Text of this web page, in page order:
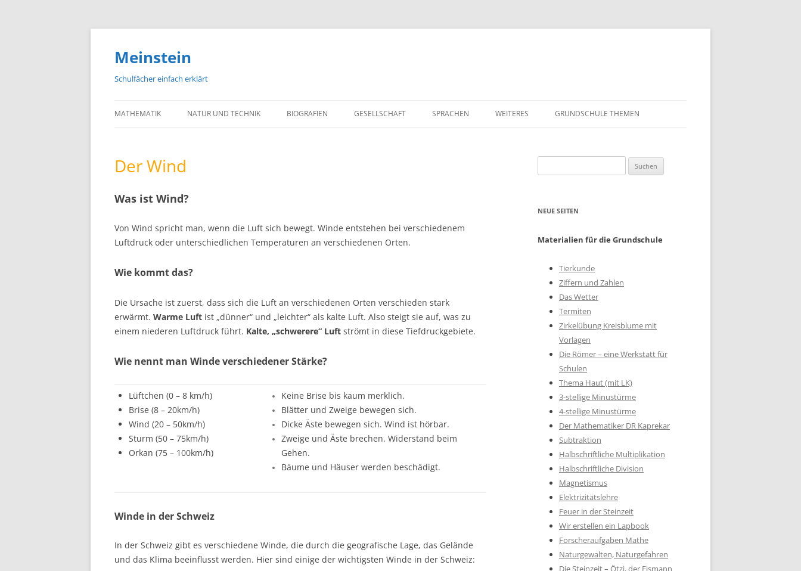
Meinstein
Schulfächer einfach erklärt
Inhalt
MATHEMATIK NATUR UND TECHNIK BIOGRAFIEN GESELLSCHAFT SPRACHEN WEITERES
WERTVOLLE FILME
BERUFSWAHL
GRUNDSCHULE THEMEN
FRANZÖSISCH
Der Wind
Was ist Wind?
Von Wind spricht man, wenn die Luft sich bewegt. Winde entstehen bei verschiedenem
Luftdruck oder unterschiedlichen Temperaturen an verschiedenen Orten.
Wie kommt das?
Die Ursache ist zuerst, dass sich die Luft an verschiedenen Orten verschieden stark
erwärmt. Warme Luft ist „dünner“ und „leichter“ als kalte Luft. Also steigt sie auf, was zu
einem niederen Luftdruck führt. Kalte, „schwerere“ Luft strömt in diese Tiefdruckgebiete.
Wie nennt man Winde verschiedener Stärke?
Lüftchen (0 – 8 km/h)
Brise (8 – 20km/h)
Wind (20 – 50km/h)
Sturm (50 – 75km/h)
Orkan (75 – 100km/h)
Keine Brise bis kaum merklich.
Blätter und Zweige bewegen sich.
Dicke Äste bewegen sich. Wind ist hörbar.
Zweige und Äste brechen. Widerstand beim
Gehen.
Bäume und Häuser werden beschädigt.
Winde in der Schweiz
In der Schweiz gibt es verschiedene Winde, die durch die geografische Lage, das Gelände
und das Klima beeinflusst werden. Hier sind einige der wichtigsten Winde in der Schweiz:
nach:
NEUE SEITEN
Materialien für die Grundschule
Tierkunde
Ziffern und Zahlen
Das Wetter
Termiten
Zirkelübung Kreisblume mit
Vorlagen
Die Römer – eine Werkstatt für
Schulen
Thema Haut (mit LK)
3-stellige Minustürme
4-stellige Minustürme
Der Mathematiker DR Kaprekar
Subtraktion
Halbschriftliche Multiplikation
Halbschriftliche Division
Magnetismus
Elektrizitätslehre
Feuer in der Steinzeit
Wir erstellen ein Lapbook
Forscheraufgaben Mathe
Naturgewalten, Naturgefahren
Die Steinzeit – Ötzi, der Eismann